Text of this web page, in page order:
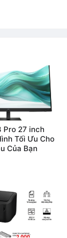
Pro 27 inch
Tối Ưu Cho
Của Bạn